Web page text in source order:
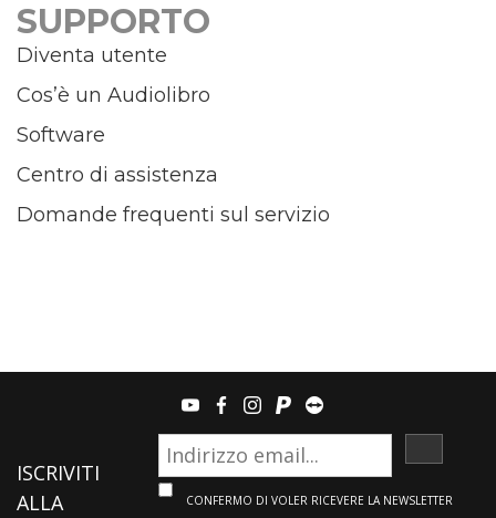
SUPPORTO
Diventa utente
Cos’è un Audiolibro
Software
Centro di assistenza
Domande frequenti sul servizio
youtubefacebook
instagram
paypalteamviewer
ISCRIVITI
ALLA
CONFERMO DI VOLER RICEVERE LA NEWSLETTER